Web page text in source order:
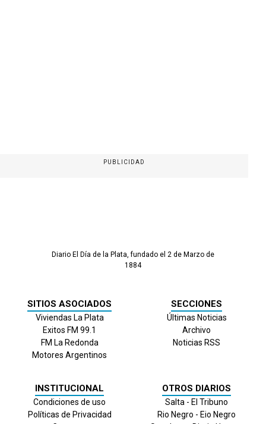
PUBLICIDAD
Diario El Día de la Plata, fundado el 2 de Marzo de
1884
SITIOS ASOCIADOS
Viviendas La Plata
Exitos FM 99.1
FM La Redonda
Motores Argentinos
SECCIONES
Últimas Noticias
Archivo
Noticias RSS
INSTITUCIONAL
Condiciones de uso
Políticas de Privacidad
OTROS DIARIOS
Salta - El Tribuno
Rio Negro - Eio Negro